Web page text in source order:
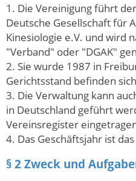
1. Die Vereinigung führt
Deutsche Gesellschaft für
Kinesiologie e.V. und wird
"Verband" oder "DGAK"
2. Sie wurde 1987 in
Gerichtsstand befinden
3. Die Verwaltung kann
in Deutschland geführt
Vereinsregister
4. Das Geschäftsjahr ist
§ 2 Zweck und